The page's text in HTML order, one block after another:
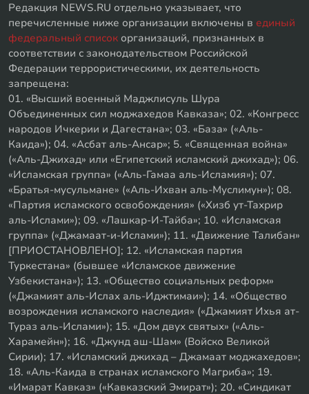
Редакция NEWS.RU отдельно указывает, что
перечисленные ниже организации включены в единый
федеральный список организаций, признанных в
соответствии с законодательством Российской
Федерации террористическими, их деятельность
запрещена:
01. «Высший военный Маджлисуль Шура
Объединенных сил моджахедов Кавказа»; 02. «Конгресс
народов Ичкерии и Дагестана»; 03. «База» («Аль-
Каида»); 04. «Асбат аль-Ансар»; 5. «Священная война»
(«Аль-Джихад» или «Египетский исламский джихад»); 06.
«Исламская группа» («Аль-Гамаа аль-Исламия»); 07.
«Братья-мусульмане» («Аль-Ихван аль-Муслимун»); 08.
«Партия исламского освобождения» («Хизб ут-Тахрир
аль-Ислами»); 09. «Лашкар-И-Тайба»; 10. «Исламская
группа» («Джамаат-и-Ислами»); 11. «Движение Талибан»
[ПРИОСТАНОВЛЕНО]; 12. «Исламская партия
Туркестана» (бывшее «Исламское движение
Узбекистана»); 13. «Общество социальных реформ»
(«Джамият аль-Ислах аль-Иджтимаи»); 14. «Общество
возрождения исламского наследия» («Джамият Ихья ат-
Тураз аль-Ислами»); 15. «Дом двух святых» («Аль-
Харамейн»); 16. «Джунд аш-Шам» (Войско Великой
Сирии); 17. «Исламский джихад – Джамаат моджахедов»;
18. «Аль-Каида в странах исламского Магриба»; 19.
«Имарат Кавказ» («Кавказский Эмират»); 20. «Синдикат